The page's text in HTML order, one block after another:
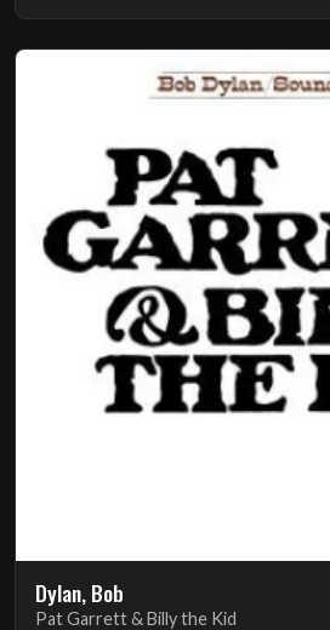
Dylan, Bob
Pat Garrett & Billy the Kid